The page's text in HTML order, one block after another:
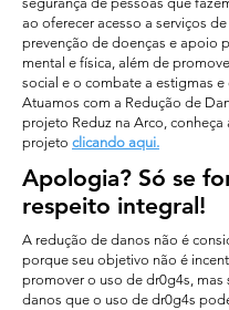
ao oferecer acesso a serviços
prevenção de doenças e apoio
mental e física, além de
social e o combate a estigmas e
Atuamos com a Redução de
projeto Reduz na Arco, conheça
projeto clicando aqui.
Apologia? Só se
respeito integral!
A redução de danos não é
porque seu objetivo não é
promover o uso de dr0g4s, mas
danos que o uso de dr0g4s